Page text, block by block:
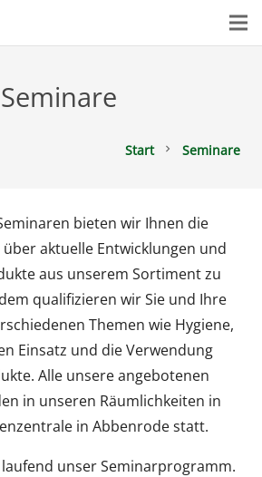
Seminare
Start chevron_right Seminare
bieten wir Ihnen die
aktuelle Entwicklungen und
aus unserem Sortiment zu
qualifizieren wir Sie und Ihre
Themen wie Hygiene,
Einsatz und die Verwendung
Alle unsere angebotenen
in unseren Räumlichkeiten in
in Abbenrode statt.
unser Seminarprogramm.